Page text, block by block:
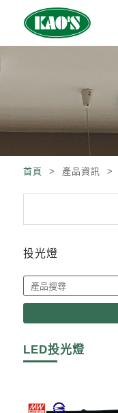
首頁 > 產品資訊 >
投光燈
LED投光燈